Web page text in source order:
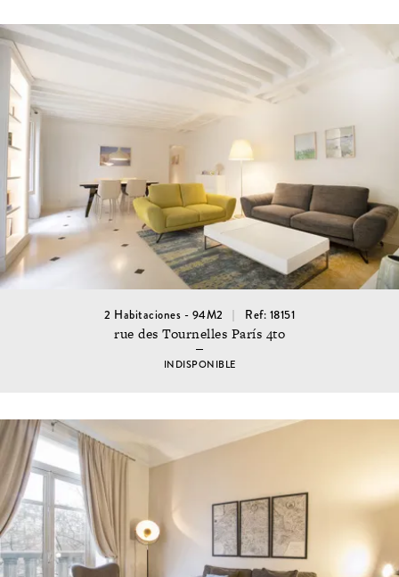
2 Habitaciones - 94M2 Ref: 18151
rue des Tournelles París 4to
INDISPONIBLE